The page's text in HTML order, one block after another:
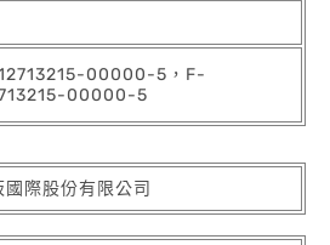
00000-5，F-
00000-5
國際股份有限公司